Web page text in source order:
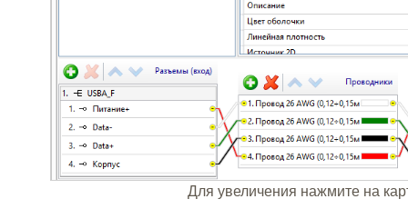
Для увеличения нажмите на